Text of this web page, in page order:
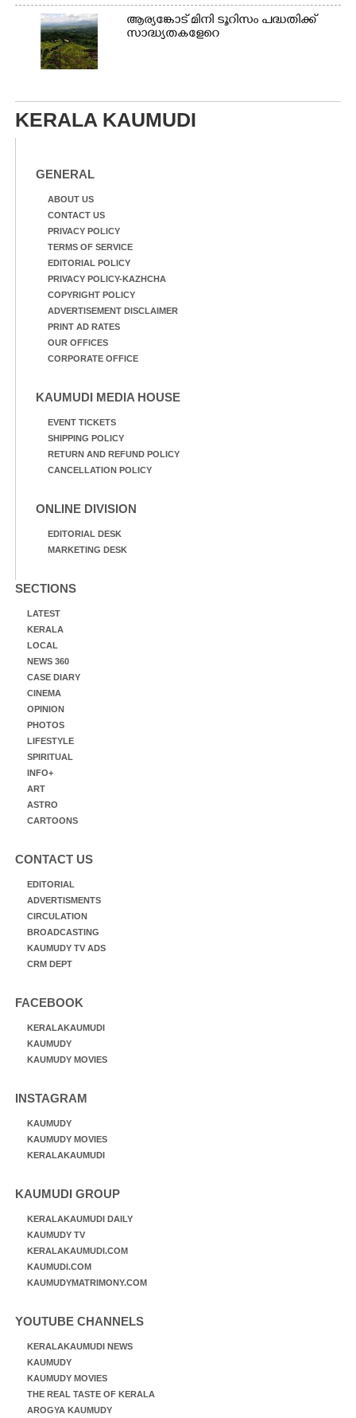
ആര്യങ്കോട് മിനി ടൂറിസം പദ്ധതിക്ക്
സാദ്ധ്യതകളേറെ
KERALA KAUMUDI
GENERAL
ABOUT US
CONTACT US
PRIVACY POLICY
TERMS OF SERVICE
EDITORIAL POLICY
PRIVACY POLICY-KAZHCHA
COPYRIGHT POLICY
ADVERTISEMENT DISCLAIMER
PRINT AD RATES
OUR OFFICES
CORPORATE OFFICE
KAUMUDI MEDIA HOUSE
EVENT TICKETS
SHIPPING POLICY
RETURN AND REFUND POLICY
CANCELLATION POLICY
ONLINE DIVISION
EDITORIAL DESK
MARKETING DESK
SECTIONS
LATEST
KERALA
LOCAL
NEWS 360
CASE DIARY
CINEMA
OPINION
PHOTOS
LIFESTYLE
SPIRITUAL
INFO+
ART
ASTRO
CARTOONS
CONTACT US
EDITORIAL
ADVERTISMENTS
CIRCULATION
BROADCASTING
KAUMUDY TV ADS
CRM DEPT
FACEBOOK
KERALAKAUMUDI
KAUMUDY
KAUMUDY MOVIES
INSTAGRAM
KAUMUDY
KAUMUDY MOVIES
KERALAKAUMUDI
KAUMUDI GROUP
KERALAKAUMUDI DAILY
KAUMUDY TV
KERALAKAUMUDI.COM
KAUMUDI.COM
KAUMUDYMATRIMONY.COM
YOUTUBE CHANNELS
KERALAKAUMUDI NEWS
KAUMUDY
KAUMUDY MOVIES
THE REAL TASTE OF KERALA
AROGYA KAUMUDY